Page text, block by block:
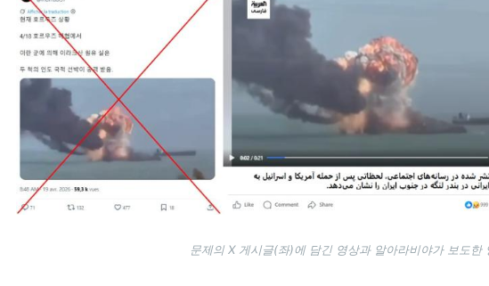
문제의 X 게시글(좌)에 담긴 영상과 알아라비야가 보도한